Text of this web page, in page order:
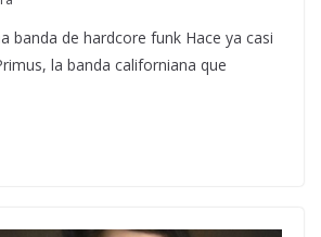
banda de hardcore funk Hace ya casi
la banda californiana que